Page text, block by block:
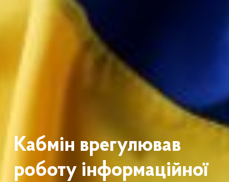
Кабмін врегулював
роботу інформаційної